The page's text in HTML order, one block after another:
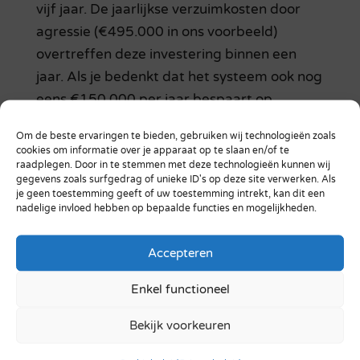
Om de beste ervaringen te bieden, gebruiken wij technologieën zoals
cookies om informatie over je apparaat op te slaan en/of te
raadplegen. Door in te stemmen met deze technologieën kunnen wij
gegevens zoals surfgedrag of unieke ID's op deze site verwerken. Als
je geen toestemming geeft of uw toestemming intrekt, kan dit een
nadelige invloed hebben op bepaalde functies en mogelijkheden.
Accepteren
Enkel functioneel
Bekijk voorkeuren
vijf jaar. De jaarlijkse verzuimkosten door
agressie (€495.000 in ons voorbeeld)
overtreffen deze investering binnen een
jaar. Als je bedenkt dat het systeem ook nog
eens €150.000 per jaar bespaart op
investering zich dubbel en dwars terug.
AssetGuard begint met
hulpmiddelentracking en kan later worden
Dezelfde infrastructuur die zorgt voor
efficiënter hulpmiddelenbeheer, kan
medewerkers beschermen door snelle hulp
Evresys in een eerdere blog uitlegde: